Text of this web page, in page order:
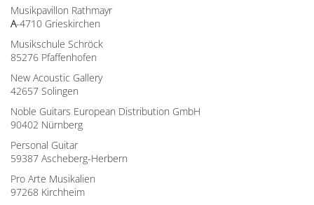
Musikpavillon Rathmayr
A-4710 Grieskirchen
Musikschule Schröck
85276 Pfaffenhofen
New Acoustic Gallery
42657 Solingen
Noble Guitars European Distribution GmbH
90402 Nürnberg
Personal Guitar
59387 Ascheberg-Herbern
Pro Arte Musikalien
97268 Kirchheim